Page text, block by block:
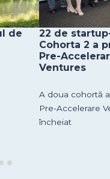
de
22 de
Cohorta 2 a
Pre-
Ventures
A doua cohortă
Pre-Accelerare
încheiat